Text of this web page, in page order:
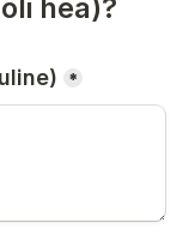
hea)?
*